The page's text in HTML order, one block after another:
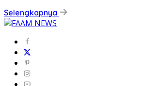
Selengkapnya